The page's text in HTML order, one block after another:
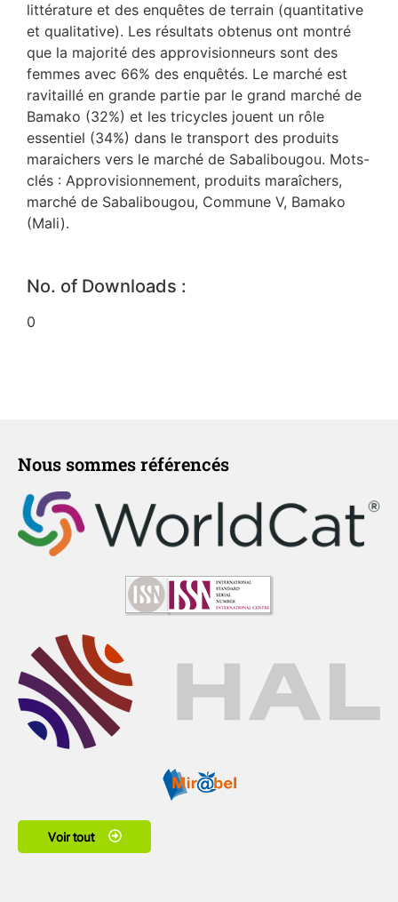
littérature et des enquêtes de terrain (quantitative
et qualitative). Les résultats obtenus ont montré
que la majorité des approvisionneurs sont des
femmes avec 66% des enquêtés. Le marché est
ravitaillé en grande partie par le grand marché de
Bamako (32%) et les tricycles jouent un rôle
essentiel (34%) dans le transport des produits
maraichers vers le marché de Sabalibougou. Mots-
clés : Approvisionnement, produits maraîchers,
marché de Sabalibougou, Commune V, Bamako
(Mali).
No. of Downloads :
0
Nous sommes référencés
Voir tout